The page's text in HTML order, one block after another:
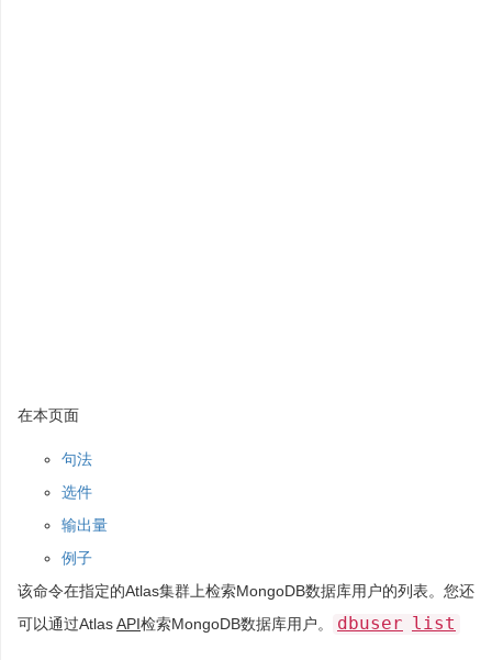
在本页面
句法
选件
输出量
例子
该命令在指定的Atlas集群上检索MongoDB数据库用户的列表。您还
可以通过AtlasAPI检索MongoDB数据库用户。 dbuser list